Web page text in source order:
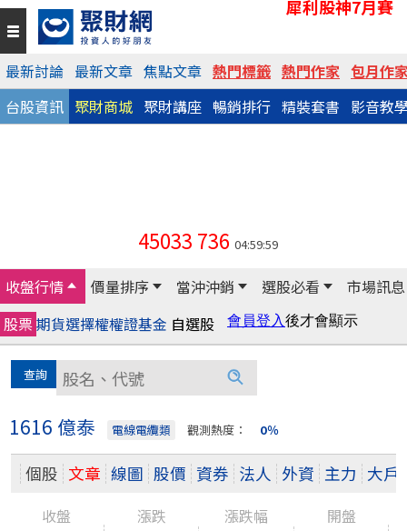
犀利股神7月賽
最新討論 最新文章 焦點文章 熱門標籤 熱門作家 包月作
台股資訊 聚財商城 聚財講座 暢銷排行 精裝套書 影音教
45033 736 04:59:59
收盤行情 價量排序 當沖沖銷 選股必看
市場訊息
股票期貨選擇權權證基金 自選股
1616 億泰 電線電纜類 觀測熱度： 0％
個股 文章 線圖 股價 資券 法人 外資 主力 大戶
收盤 漲跌 漲跌幅 開盤